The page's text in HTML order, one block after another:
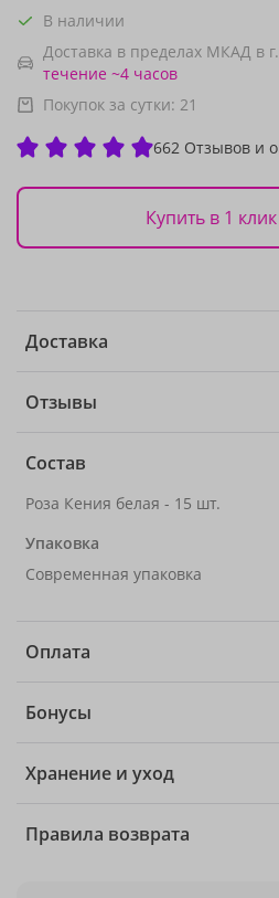
В наличии
Доставка в пределах МКАД в
течение ~4 часов
Покупок за сутки: 21
662 Отзывов и
Купить в 1 клик
Доставка
Отзывы
Состав
Роза Кения белая - 15 шт.
Упаковка
Современная упаковка
Оплата
Бонусы
Хранение и уход
Правила возврата